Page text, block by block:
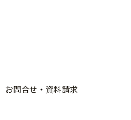
お問合せ・資料請求